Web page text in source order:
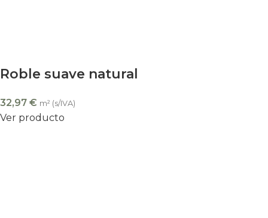
Roble suave natural
32,97 € m² (s/IVA)
Ver producto